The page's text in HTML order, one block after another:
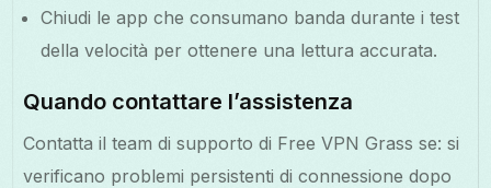
Chiudi le app che consumano banda durante i test
della velocità per ottenere una lettura accurata.
Quando contattare l’assistenza
Contatta il team di supporto di Free VPN Grass se: si
verificano problemi persistenti di connessione dopo